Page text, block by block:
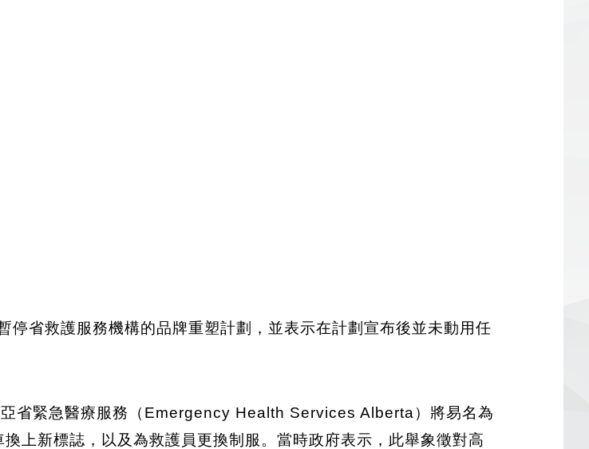
省救護服務機構的品牌重塑計劃，並表示在計劃宣布後並未動用任
省緊急醫療服務（Emergency Health Services Alberta）將易名為
上新標誌，以及為救護員更換制服。當時政府表示，此舉象徵對高